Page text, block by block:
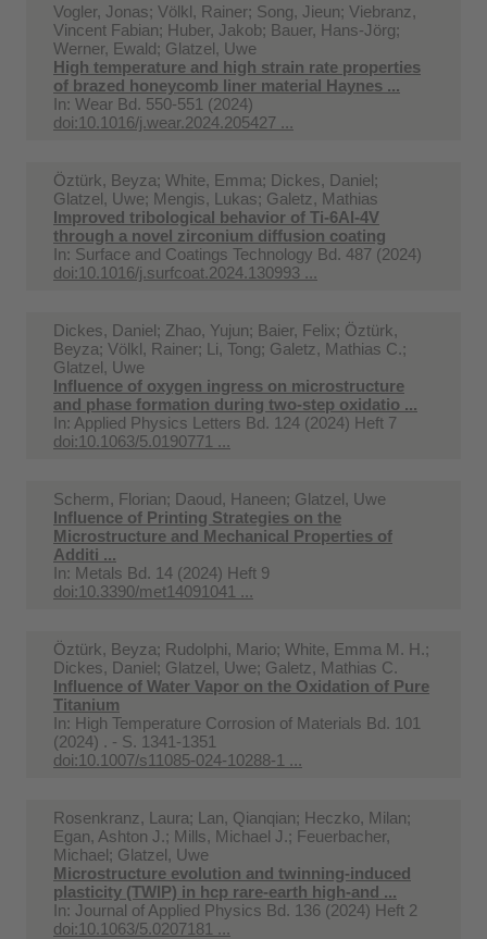
Vogler, Jonas; Völkl, Rainer; Song, Jieun; Viebranz,
Vincent Fabian; Huber, Jakob; Bauer, Hans-Jörg;
Werner, Ewald; Glatzel, Uwe
High temperature and high strain rate properties
of brazed honeycomb liner material Haynes ...
In: Wear Bd. 550-551 (2024)
doi:10.1016/j.wear.2024.205427 ...
Öztürk, Beyza; White, Emma; Dickes, Daniel;
Glatzel, Uwe; Mengis, Lukas; Galetz, Mathias
Improved tribological behavior of Ti-6Al-4V
through a novel zirconium diffusion coating
In: Surface and Coatings Technology Bd. 487 (2024)
doi:10.1016/j.surfcoat.2024.130993 ...
Dickes, Daniel; Zhao, Yujun; Baier, Felix; Öztürk,
Beyza; Völkl, Rainer; Li, Tong; Galetz, Mathias C.;
Glatzel, Uwe
Influence of oxygen ingress on microstructure
and phase formation during two-step oxidatio ...
In: Applied Physics Letters Bd. 124 (2024) Heft 7
doi:10.1063/5.0190771 ...
Scherm, Florian; Daoud, Haneen; Glatzel, Uwe
Influence of Printing Strategies on the
Microstructure and Mechanical Properties of
Additi ...
In: Metals Bd. 14 (2024) Heft 9
doi:10.3390/met14091041 ...
Öztürk, Beyza; Rudolphi, Mario; White, Emma M. H.;
Dickes, Daniel; Glatzel, Uwe; Galetz, Mathias C.
Influence of Water Vapor on the Oxidation of Pure
Titanium
In: High Temperature Corrosion of Materials Bd. 101
(2024) . - S. 1341-1351
doi:10.1007/s11085-024-10288-1 ...
Rosenkranz, Laura; Lan, Qianqian; Heczko, Milan;
Egan, Ashton J.; Mills, Michael J.; Feuerbacher,
Michael; Glatzel, Uwe
Microstructure evolution and twinning-induced
plasticity (TWIP) in hcp rare-earth high-and ...
In: Journal of Applied Physics Bd. 136 (2024) Heft 2
doi:10.1063/5.0207181 ...